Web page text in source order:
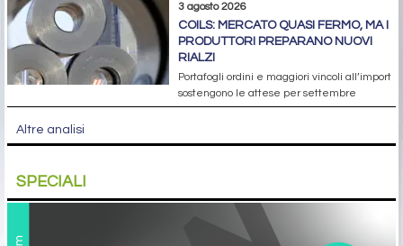
3 agosto 2026
COILS: MERCATO QUASI FERMO, MA I
PRODUTTORI PREPARANO NUOVI
RIALZI
Portafogli ordini e maggiori vincoli all’import
sostengono le attese per settembre
Altre analisi
SPECIALI